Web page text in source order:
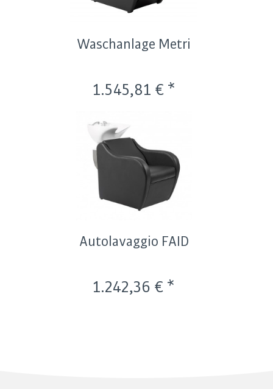
Waschanlage Metri
1.545,81 € *
Autolavaggio FAID
1.242,36 € *